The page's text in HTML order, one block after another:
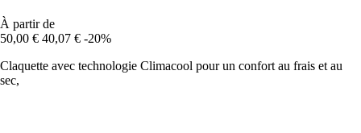
À partir de
50,00 € 40,07 € -20%
Claquette avec technologie Climacool pour un confort au frais et au
sec,